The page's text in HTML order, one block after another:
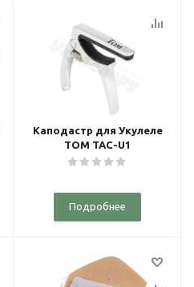
Каподастр для Укулеле
TOM TAC-U1
Подробнее